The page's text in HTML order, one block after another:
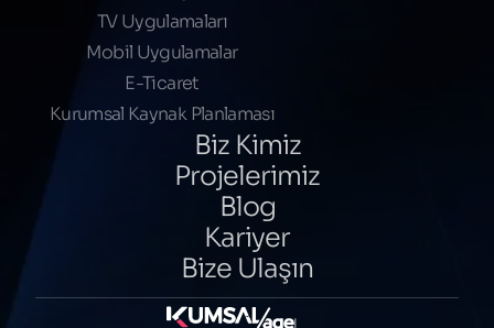
TV Uygulamaları
Mobil Uygulamalar
E-Ticaret
Kurumsal Kaynak Planlaması
Biz Kimiz
Projelerimiz
Blog
Kariyer
Bize Ulaşın